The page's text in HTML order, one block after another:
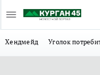
Хендмейд Уголок